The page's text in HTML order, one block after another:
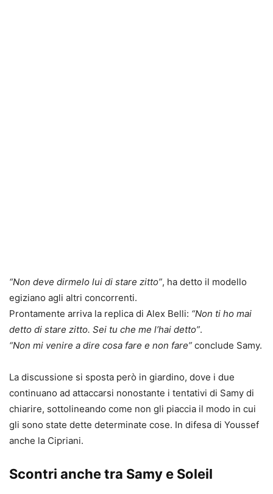
“Non deve dirmelo lui di stare zitto”, ha detto il modello
egiziano agli altri concorrenti.
Prontamente arriva la replica di Alex Belli: “Non ti ho mai
detto di stare zitto. Sei tu che me l’hai detto”.
“Non mi venire a dire cosa fare e non fare” conclude Samy.
La discussione si sposta però in giardino, dove i due
continuano ad attaccarsi nonostante i tentativi di Samy di
chiarire, sottolineando come non gli piaccia il modo in cui
gli sono state dette determinate cose. In difesa di Youssef
anche la Cipriani.
Scontri anche tra Samy e Soleil